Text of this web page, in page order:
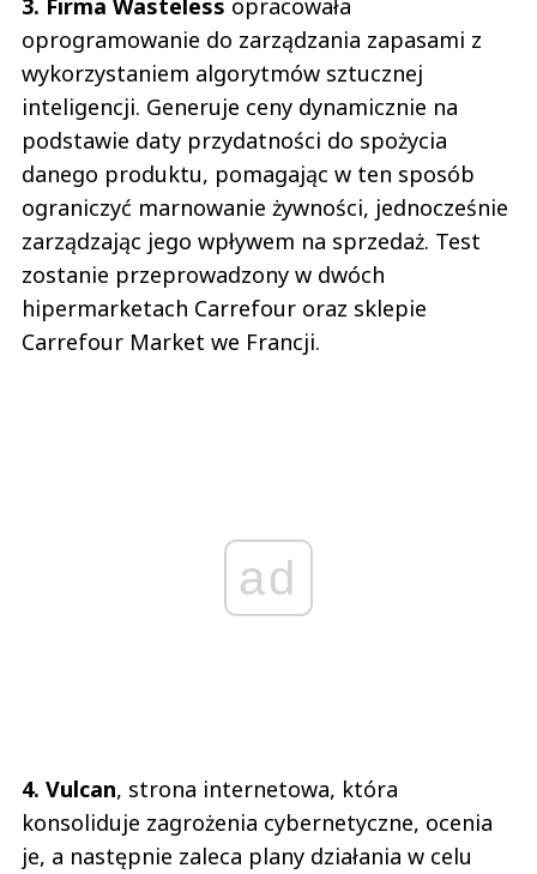
3. Firma Wasteless opracowała
oprogramowanie do zarządzania zapasami z
wykorzystaniem algorytmów sztucznej
inteligencji. Generuje ceny dynamicznie na
podstawie daty przydatności do spożycia
danego produktu, pomagając w ten sposób
ograniczyć marnowanie żywności, jednocześnie
zarządzając jego wpływem na sprzedaż. Test
zostanie przeprowadzony w dwóch
hipermarketach Carrefour oraz sklepie
Carrefour Market we Francji.
ad
4. Vulcan, strona internetowa, która
konsoliduje zagrożenia cybernetyczne, ocenia
je, a następnie zaleca plany działania w celu